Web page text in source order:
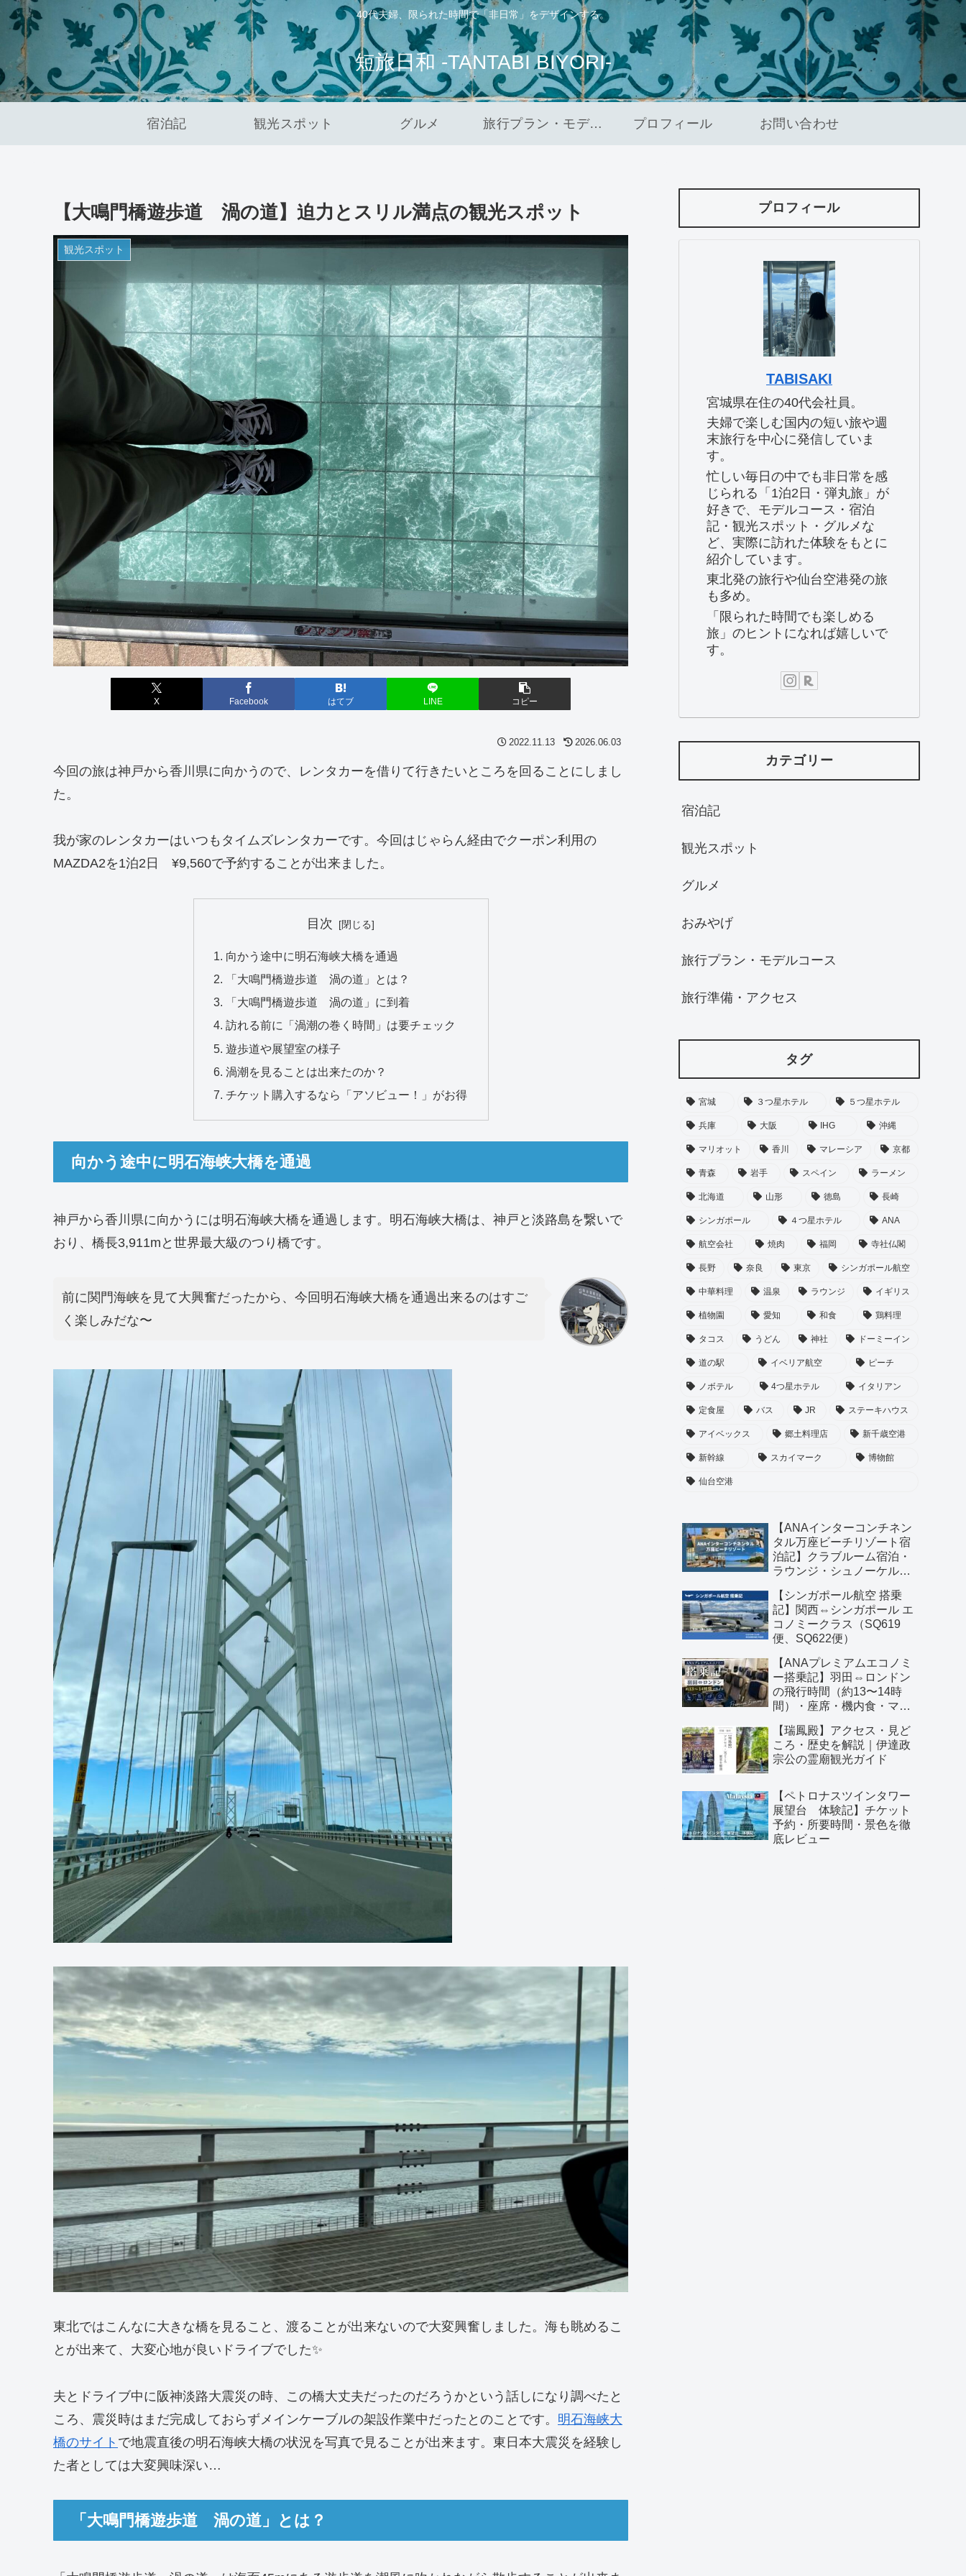
40代夫婦、限られた時間で「非日常」をデザインする。
短旅日和 -TANTABI BIYORI-
宿泊記 観光スポット グルメ 旅行プラン・モデルコース プロフィール お問い合わせ
【大鳴門橋遊歩道 渦の道】迫力とスリル満点の観光スポット
観光スポット
X Facebook はてブ LINE コピー
2022.11.13 2026.06.03
今回の旅は神戸から香川県に向かうので、レンタカーを借りて行きたいところを回ることにしまし
た。
我が家のレンタカーはいつもタイムズレンタカーです。今回はじゃらん経由でクーポン利用の
MAZDA2を1泊2日 ¥9,560で予約することが出来ました。
目次
向かう途中に明石海峡大橋を通過
「大鳴門橋遊歩道 渦の道」とは？
「大鳴門橋遊歩道 渦の道」に到着
訪れる前に「渦潮の巻く時間」は要チェック
遊歩道や展望室の様子
渦潮を見ることは出来たのか？
チケット購入するなら「アソビュー！」がお得
向かう途中に明石海峡大橋を通過
神戸から香川県に向かうには明石海峡大橋を通過します。明石海峡大橋は、神戸と淡路島を繋いで
おり、橋長3,911mと世界最大級のつり橋です。
前に関門海峡を見て大興奮だったから、今回明石海峡大橋を通過出来るのはすご
く楽しみだな〜
東北ではこんなに大きな橋を見ること、渡ることが出来ないので大変興奮しました。海も眺めるこ
とが出来て、大変心地が良いドライブでした✨
夫とドライブ中に阪神淡路大震災の時、この橋大丈夫だったのだろうかという話しになり調べたと
ころ、震災時はまだ完成しておらずメインケーブルの架設作業中だったとのことです。 明石海峡大
橋のサイト で地震直後の明石海峡大橋の状況を写真で見ることが出来ます。東日本大震災を経験し
た者としては大変興味深い…
「大鳴門橋遊歩道 渦の道」とは？
プロフィール
TABISAKI
宮城県在住の40代会社員。
夫婦で楽しむ国内の短い旅や週
末旅行を中心に発信していま
す。
忙しい毎日の中でも非日常を感
じられる「1泊2日・弾丸旅」が
好きで、モデルコース・宿泊
記・観光スポット・グルメな
ど、実際に訪れた体験をもとに
紹介しています。
東北発の旅行や仙台空港発の旅
も多め。
「限られた時間でも楽しめる
旅」のヒントになれば嬉しいで
す。
カテゴリー
宿泊記
観光スポット
グルメ
おみやげ
旅行プラン・モデルコース
旅行準備・アクセス
タグ
宮城 ３つ星ホテル ５つ星ホテル
兵庫 大阪 IHG 沖縄
マリオット 香川 マレーシア 京都
青森 岩手 スペイン ラーメン
北海道 山形 徳島 長崎
シンガポール ４つ星ホテル ANA
航空会社 焼肉 福岡 寺社仏閣
長野 奈良 東京 シンガポール航空
中華料理 温泉 ラウンジ イギリス
植物園 愛知 和食 鶏料理
タコス うどん 神社 ドーミーイン
道の駅 イベリア航空 ピーチ
ノボテル 4つ星ホテル イタリアン
定食屋 バス JR ステーキハウス
アイベックス 郷土料理店 新千歳空港
新幹線 スカイマーク 博物館
仙台空港
【ANAインターコンチネン
タル万座ビーチリゾート宿
泊記】クラブルーム宿泊・
ラウンジ・シュノーケル・
喫！
【シンガポール航空 搭乗
記】関西⇔シンガポール エ
コノミークラス（SQ619
便、SQ622便）
【ANAプレミアムエコノミ
ー搭乗記】羽田⇔ロンドン
の飛行時間（約13〜14時
間）・座席・機内食・マイ
【瑞鳳殿】アクセス・見ど
ころ・歴史を解説｜伊達政
宗公の霊廟観光ガイド
【ペトロナスツインタワー
展望台 体験記】チケット
予約・所要時間・景色を徹
底レビュー